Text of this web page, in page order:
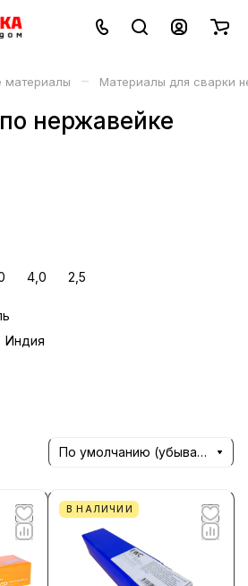
материалы – Материалы для сварки
нержавейке
4,0 2,5
Индия
По умолчанию (убывание)
В НАЛИЧИИ